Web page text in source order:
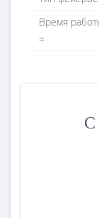
Время
≈